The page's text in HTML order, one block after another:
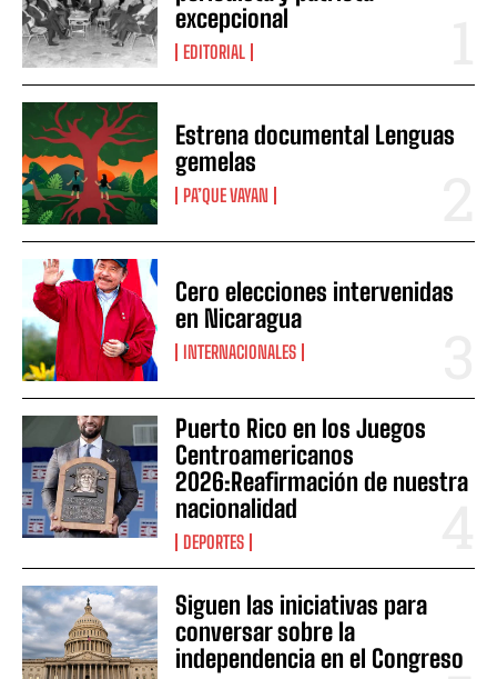
excepcional
EDITORIAL
Estrena documental Lenguas
gemelas
PA’QUE VAYAN
Cero elecciones intervenidas
en Nicaragua
INTERNACIONALES
Puerto Rico en los Juegos
Centroamericanos
2026:Reafirmación de nuestra
nacionalidad
DEPORTES
Siguen las iniciativas para
conversar sobre la
independencia en el Congreso